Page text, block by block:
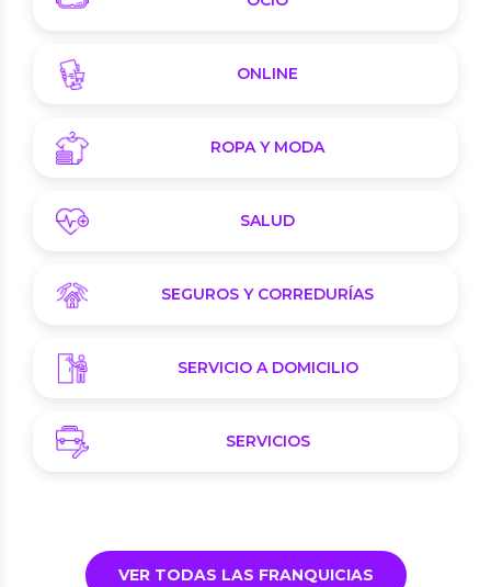
ONLINE
ROPA Y MODA
SALUD
SEGUROS Y CORREDURÍAS
SERVICIO A DOMICILIO
SERVICIOS
VER TODAS LAS FRANQUICIAS